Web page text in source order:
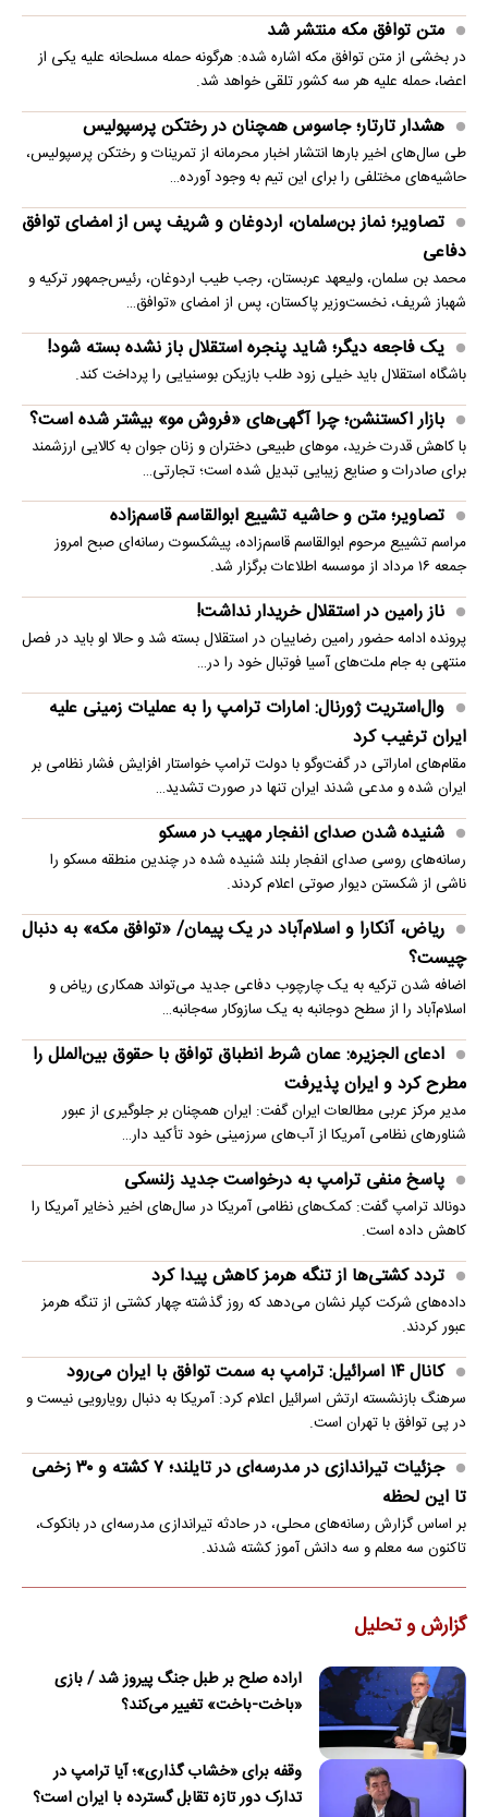
متن توافق مکه منتشر شد
در بخشی از متن توافق مکه اشاره شده: هرگونه حمله مسلحانه علیه یکی از
اعضا، حمله علیه هر سه کشور تلقی خواهد شد.
هشدار تارتار؛ جاسوس همچنان در رختکن پرسپولیس
طی سال‌های اخیر بارها انتشار اخبار محرمانه از تمرینات و رختکن پرسپولیس،
حاشیه‌های مختلفی را برای این تیم به وجود آورده…
تصاویر؛ نماز بن‌سلمان، اردوغان و شریف پس از امضای توافق
دفاعی
محمد بن سلمان، ولیعهد عربستان، رجب طیب اردوغان، رئیس‌جمهور ترکیه و
شهباز شریف، نخست‌وزیر پاکستان، پس از امضای «توافق…
یک فاجعه دیگر؛ شاید پنجره استقلال باز نشده بسته شود!
باشگاه استقلال باید خیلی زود طلب بازیکن بوسنیایی را پرداخت کند.
بازار اکستنشن؛ چرا آگهی‌های «فروش مو» بیشتر شده است؟
با کاهش قدرت خرید، موهای طبیعی دختران و زنان جوان به کالایی ارزشمند
برای صادرات و صنایع زیبایی تبدیل شده است؛ تجارتی…
تصاویر؛ متن و حاشیه تشییع ابوالقاسم قاسم‌زاده
مراسم تشییع مرحوم ابوالقاسم قاسم‌زاده، پیشکسوت رسانه‌ای صبح امروز
جمعه ۱۶ مرداد از موسسه اطلاعات برگزار شد.
ناز رامین در استقلال خریدار نداشت!
پرونده ادامه حضور رامین رضاییان در استقلال بسته شد و حالا او باید در فصل
منتهی به جام ملت‌های آسیا فوتبال خود را در…
وال‌استریت ژورنال: امارات ترامپ را به عملیات زمینی علیه
ایران ترغیب کرد
مقام‌های اماراتی در گفت‌وگو با دولت ترامپ خواستار افزایش فشار نظامی بر
ایران شده و مدعی شدند ایران تنها در صورت تشدید…
شنیده شدن صدای انفجار مهیب در مسکو
رسانه‌های روسی صدای انفجار بلند شنیده شده در چندین منطقه مسکو را
ناشی از شکستن دیوار صوتی اعلام کردند.
ریاض، آنکارا و اسلام‌آباد در یک پیمان/ «توافق مکه» به دنبال
چیست؟
اضافه شدن ترکیه به یک چارچوب دفاعی جدید می‌تواند همکاری ریاض و
اسلام‌آباد را از سطح دوجانبه به یک سازوکار سه‌جانبه…
ادعای الجزیره: عمان شرط انطباق توافق با حقوق بین‌الملل را
مطرح کرد و ایران پذیرفت
مدیر مرکز عربی مطالعات ایران گفت: ایران همچنان بر جلوگیری از عبور
شناورهای نظامی آمریکا از آب‌های سرزمینی خود تأکید دار…
پاسخ منفی ترامپ به درخواست جدید زلنسکی
دونالد ترامپ گفت: کمک‌های نظامی آمریکا در سال‌های اخیر ذخایر آمریکا را
کاهش داده است.
تردد کشتی‌ها از تنگه هرمز کاهش پیدا کرد
داده‌های شرکت کپلر نشان می‌دهد که روز گذشته چهار کشتی از تنگه هرمز
عبور کردند.
کانال ۱۴ اسرائیل: ترامپ به سمت توافق با ایران می‌رود
سرهنگ بازنشسته ارتش اسرائیل اعلام کرد: آمریکا به دنبال رویارویی نیست و
در پی توافق با تهران است.
جزئیات تیراندازی در مدرسه‌ای در تایلند؛ ۷ کشته و ۳۰ زخمی
تا این لحظه
بر اساس گزارش رسانه‌های محلی، در حادثه تیراندازی مدرسه‌ای در بانکوک،
تاکنون سه معلم و سه دانش آموز کشته شدند.
گزارش و تحلیل
اراده صلح بر طبل جنگ پیروز شد / بازی
«باخت-باخت» تغییر می‌کند؟
وقفه برای «خشاب گذاری»؛ آیا ترامپ در
تدارک دور تازه تقابل گسترده با ایران است؟